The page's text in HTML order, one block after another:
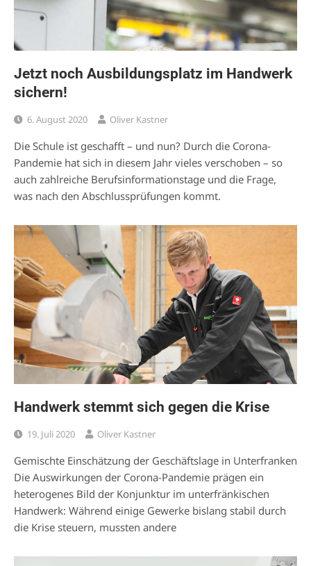
Jetzt noch Ausbildungsplatz im Handwerk
sichern!
6. August 2020 Oliver Kastner
Die Schule ist geschafft – und nun? Durch die Corona-
Pandemie hat sich in diesem Jahr vieles verschoben – so
auch zahlreiche Berufsinformationstage und die Frage,
was nach den Abschlussprüfungen kommt.
Handwerk stemmt sich gegen die Krise
19. Juli 2020 Oliver Kastner
Gemischte Einschätzung der Geschäftslage in Unterfranken
Die Auswirkungen der Corona-Pandemie prägen ein
heterogenes Bild der Konjunktur im unterfränkischen
Handwerk: Während einige Gewerke bislang stabil durch
die Krise steuern, mussten andere